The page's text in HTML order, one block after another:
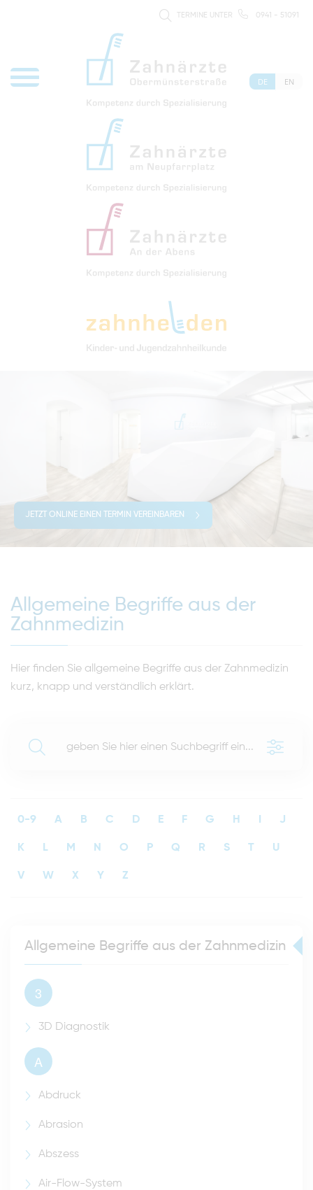
TERMINE UNTER 0941 - 51091
DE EN
JETZT ONLINE EINEN TERMIN VEREINBAREN
Allgemeine Begriffe aus der
Zahnmedizin
Hier finden Sie allgemeine Begriffe aus der Zahnmedizin
kurz, knapp und verständlich erklärt.
0-9 A B C D E F G H J
K L M N O P Q R S T U
V W X Y Z
Allgemeine Begriffe aus der Zahnmedizin
3
3D Diagnostik
A
Abdruck
Abrasion
Abszess
Air-Flow-System